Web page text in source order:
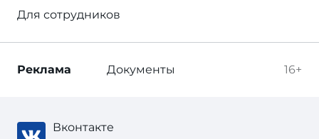
Для сотрудников
16+
Реклама Документы
Вконтакте